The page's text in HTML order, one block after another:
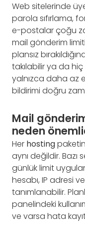
Web sitelerinde
parola sıfırlama,
e-postalar çoğu
mail gönderim
plansız
takılabilir ya da
yalnızca daha az
bildirimi doğru
Mail
neden
Her hosting
aynı değildir. Bazı
günlük limit
hesabı, IP adresi
tanımlanabilir.
panelindeki
ve varsa hata